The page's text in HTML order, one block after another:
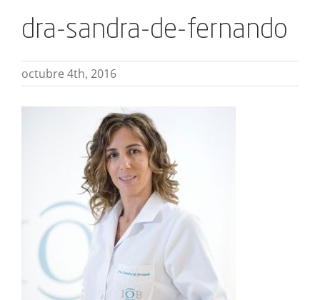
dra-sandra-de-fernando
octubre 4th, 2016